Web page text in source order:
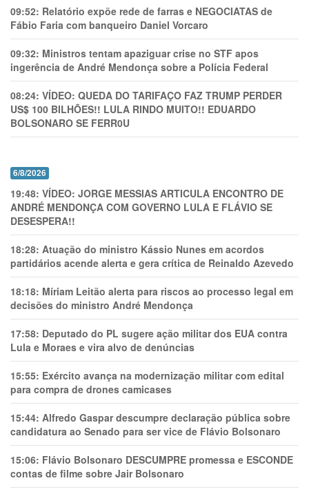
09:52: Relatório expõe rede de farras e NEGOCIATAS de
Fábio Faria com banqueiro Daniel Vorcaro
09:32: Ministros tentam apaziguar crise no STF apos
ingerência de André Mendonça sobre a Polícia Federal
08:24: VÍDEO: QUEDA DO TARIFAÇO FAZ TRUMP PERDER
US$ 100 BILHÕES!! LULA RINDO MUITO!! EDUARDO
BOLSONARO SE FERR0U
6/8/2026
19:48: VÍDEO: JORGE MESSIAS ARTICULA ENCONTRO DE
ANDRÉ MENDONÇA COM GOVERNO LULA E FLÁVIO SE
DESESPERA!!
18:28: Atuação do ministro Kássio Nunes em acordos
partidários acende alerta e gera crítica de Reinaldo Azevedo
18:18: Míriam Leitão alerta para riscos ao processo legal em
decisões do ministro André Mendonça
17:58: Deputado do PL sugere ação militar dos EUA contra
Lula e Moraes e vira alvo de denúncias
15:55: Exército avança na modernização militar com edital
para compra de drones camicases
15:44: Alfredo Gaspar descumpre declaração pública sobre
candidatura ao Senado para ser vice de Flávio Bolsonaro
15:06: Flávio Bolsonaro DESCUMPRE promessa e ESCONDE
contas de filme sobre Jair Bolsonaro